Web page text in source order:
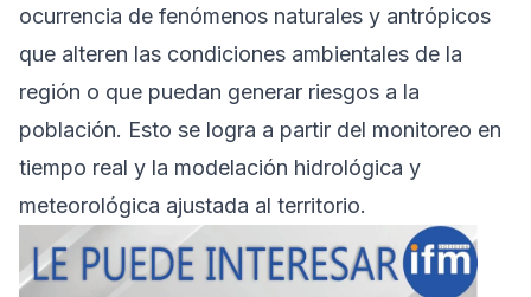
ocurrencia de fenómenos naturales y antrópicos
que alteren las condiciones ambientales de la
región o que puedan generar riesgos a la
población. Esto se logra a partir del monitoreo en
tiempo real y la modelación hidrológica y
meteorológica ajustada al territorio.